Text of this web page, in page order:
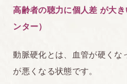
高齢者の聴力に個人差 が大
ンター）
動脈硬化とは、血管が硬くな
が悪くなる状態です。